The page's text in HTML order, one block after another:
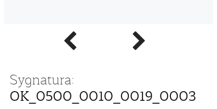
Poprzednie
zdjęcie
Następne
zdjęcie
Sygnatura:
OK_0500_0010_0019_0003